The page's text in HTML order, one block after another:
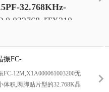
体谐振器,无线通信
动设备晶振,家电影
32.768KHz-
0.032768-JTX210-
尺寸2012mm,
晶振,Jauch石英晶
晶振,微处理器晶
晶振.
振FC-
无源晶振
FC-12M,X1A000061003200无
体积,两脚贴片型的32.768K晶